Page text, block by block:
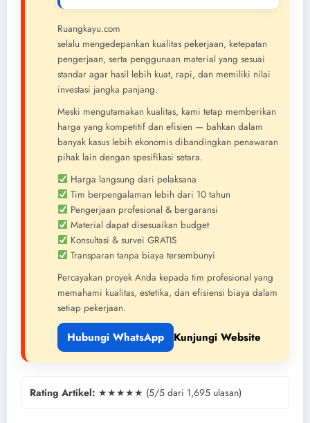
Ruangkayu.com
selalu mengedepankan kualitas pekerjaan, ketepatan
pengerjaan, serta penggunaan material yang sesuai
standar agar hasil lebih kuat, rapi, dan memiliki nilai
investasi jangka panjang.
Meski mengutamakan kualitas, kami tetap memberikan
harga yang kompetitif dan efisien — bahkan dalam
banyak kasus lebih ekonomis dibandingkan penawaran
pihak lain dengan spesifikasi setara.
Harga langsung dari pelaksana
Tim berpengalaman lebih dari 10 tahun
Pengerjaan profesional & bergaransi
Material dapat disesuaikan budget
Konsultasi & survei GRATIS
Transparan tanpa biaya tersembunyi
Percayakan proyek Anda kepada tim profesional yang
memahami kualitas, estetika, dan efisiensi biaya dalam
setiap pekerjaan.
Hubungi WhatsApp Kunjungi Website
Rating Artikel: ★★★★★ (5/5 dari 1,695 ulasan)